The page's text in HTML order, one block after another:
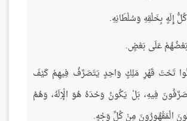
إِلَهٍ بِخَلْقِهِ وَسُلْطَانِهِ.
بَعْضُهُمْ عَلَى بَعْضٍ.
تَحْتَ قَهْرِ مَلِكٍ وَاحِدٍ يَتَصَرَّفُ فِيهِمْ كَيْفَ
فِيهِ، بَلْ يَكُونُ وَحْدَهُ هُوَ الْإِلَهُ، وَهُمُ
الْمَقْهُورُونَ مِنْ كُلِّ وَجْهٍ.